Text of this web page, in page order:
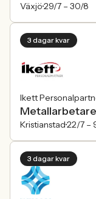
Växjö29/7 – 30/8
3 dagar kvar
Ikett
Kristianstad22/7 –
3 dagar kvar